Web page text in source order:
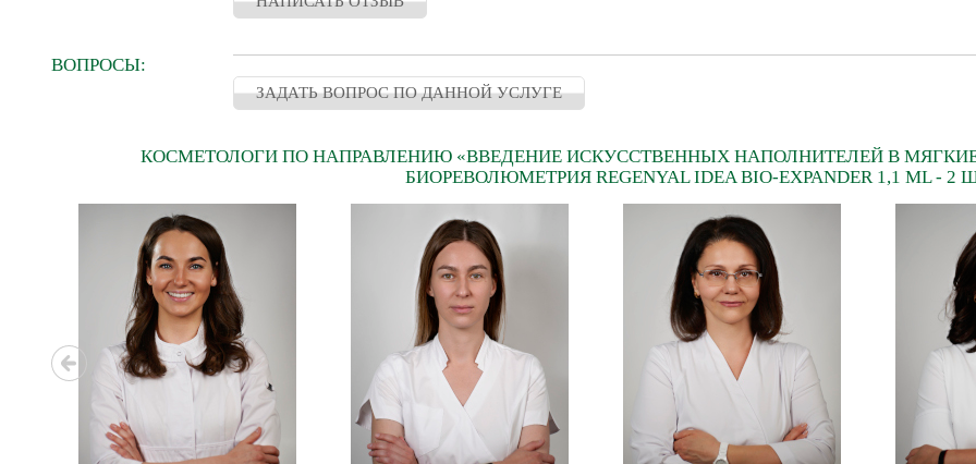
ВОПРОСЫ:
ЗАДАТЬ ВОПРОС ПО ДАННОЙ УСЛУГЕ
КОСМЕТОЛОГИ ПО НАПРАВЛЕНИЮ «ВВЕДЕНИЕ ИСКУССТВЕННЫХ НАПОЛНИТЕЛЕЙ В
БИОРЕВОЛЮМЕТРИЯ REGENYAL IDEA BIO-EXPANDER 1,1 ML - 2